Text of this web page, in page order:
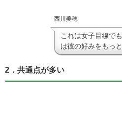
西川美穂
これは女子目線で
は彼の好みをもっ
2．共通点が多い